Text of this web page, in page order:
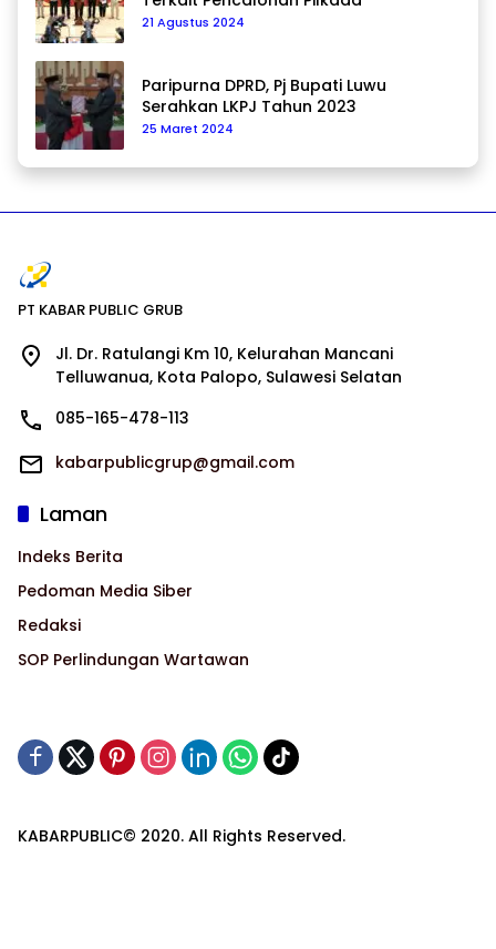
21 Agustus 2024
Paripurna DPRD, Pj Bupati Luwu
Serahkan LKPJ Tahun 2023
25 Maret 2024
PT KABAR PUBLIC GRUB
Jl. Dr. Ratulangi Km 10, Kelurahan Mancani
Telluwanua, Kota Palopo, Sulawesi Selatan
085-165-478-113
kabarpublicgrup@gmail.com
Laman
Indeks Berita
Pedoman Media Siber
Redaksi
SOP Perlindungan Wartawan
KABARPUBLIC© 2020. All Rights Reserved.